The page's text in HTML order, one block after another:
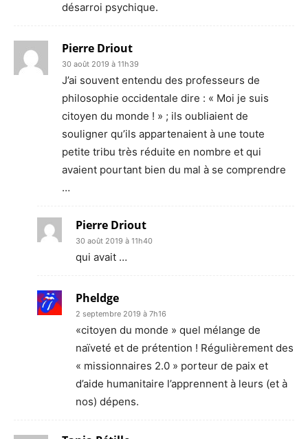
désarroi psychique.
Pierre Driout
30 août 2019 à 11h39
J’ai souvent entendu des professeurs de
philosophie occidentale dire : « Moi je suis
citoyen du monde ! » ; ils oubliaient de
souligner qu’ils appartenaient à une toute
petite tribu très réduite en nombre et qui
avaient pourtant bien du mal à se comprendre
…
Pierre Driout
30 août 2019 à 11h40
qui avait …
Pheldge
2 septembre 2019 à 7h16
«citoyen du monde » quel mélange de
naïveté et de prétention ! Régulièrement des
« missionnaires 2.0 » porteur de paix et
d’aide humanitaire l’apprennent à leurs (et à
nos) dépens.